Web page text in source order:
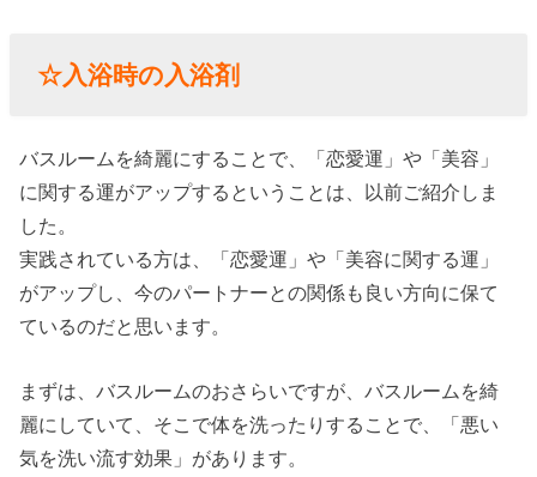
☆入浴時の入浴剤
バスルームを綺麗にすることで、「恋愛運」や「美容」
に関する運がアップするということは、以前ご紹介しま
した。
実践されている方は、「恋愛運」や「美容に関する運」
がアップし、今のパートナーとの関係も良い方向に保て
ているのだと思います。
まずは、バスルームのおさらいですが、バスルームを綺
麗にしていて、そこで体を洗ったりすることで、「悪い
気を洗い流す効果」があります。